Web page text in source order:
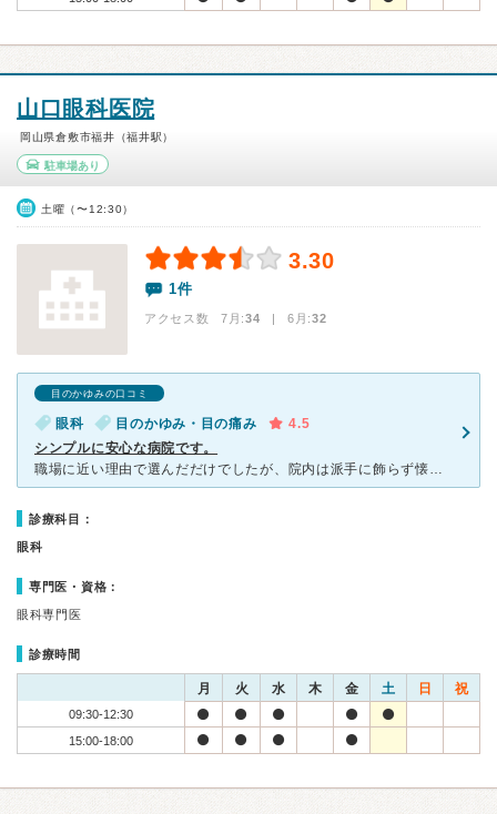
山口眼科医院
岡山県倉敷市福井（福井駅）
駐車場あり
土曜（〜12:30）
3.30
1件
アクセス数 7月:34 | 6月:32
目のかゆみの口コミ
眼科 目のかゆみ・目の痛み
4.5
シンプルに安心な病院です。
職場に近い理由で選んだだけでしたが、院内は派手に飾らず懐かしさを感じる雰囲気です。 土曜午前中で順番待ちを懸念しましたが、待たされる事なくすぐに診察をしてくださいました。 医師はさっぱりとした口調
診療科目：
眼科
専門医・資格：
眼科専門医
診療時間
月 火 水 木 金 土 日 祝
09:30-12:30
15:00-18:00